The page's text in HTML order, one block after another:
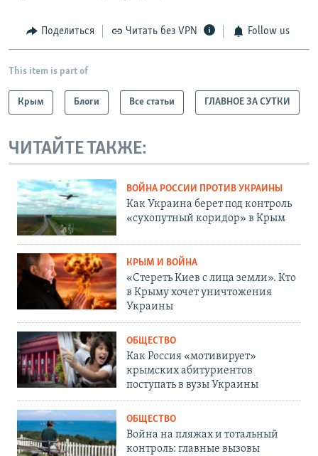
Поделиться Читать без VPN Follow us
This item is part of
Крым Блоги Все статьи ГЛАВНОЕ ЗА СУТКИ
ЧИТАЙТЕ ТАКЖЕ:
ВОЙНА РОССИИ ПРОТИВ УКРАИНЫ
Как Украина берет под контроль
«сухопутный коридор» в Крым
КРЫМ И ВОЙНА
«Стереть Киев с лица земли». Кто
в Крыму хочет уничтожения
Украины
ОБЩЕСТВО
Как Россия «мотивирует»
крымских абитуриентов
поступать в вузы Украины
ОБЩЕСТВО
Война на пляжах и тотальный
контроль: главные вызовы